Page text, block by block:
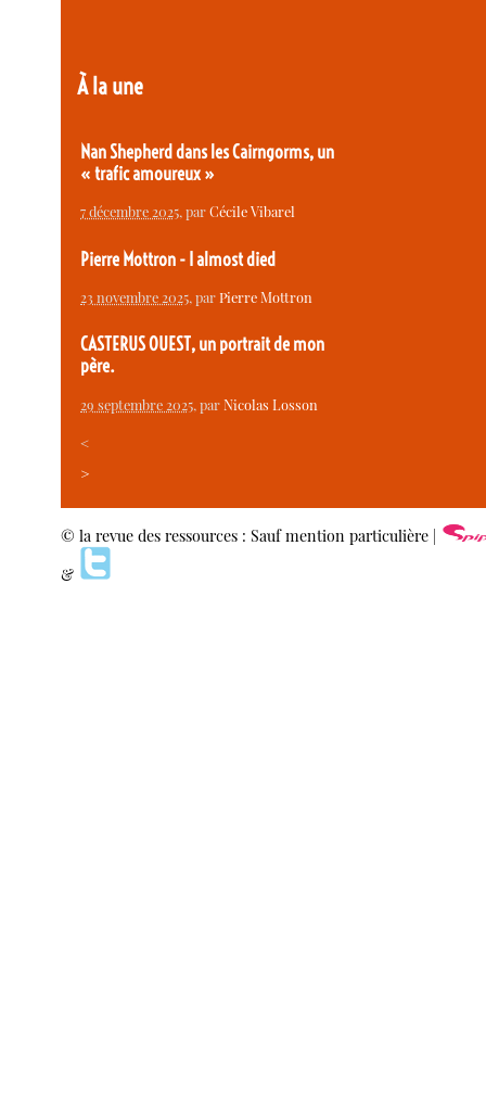
À la une
Nan Shepherd dans les Cairngorms, un
« trafic amoureux »
7 décembre 2025, parCécile Vibarel
Pierre Mottron - I almost died
23 novembre 2025, parPierre Mottron
CASTERUS OUEST, un portrait de mon
père.
29 septembre 2025, parNicolas Losson
<
>
© la revue des ressources : Sauf mention particulière |
&